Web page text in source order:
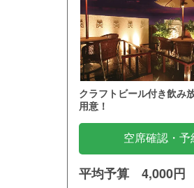
クラフトビール付き飲み
用意！
空席確認・予
平均予算 4,000円